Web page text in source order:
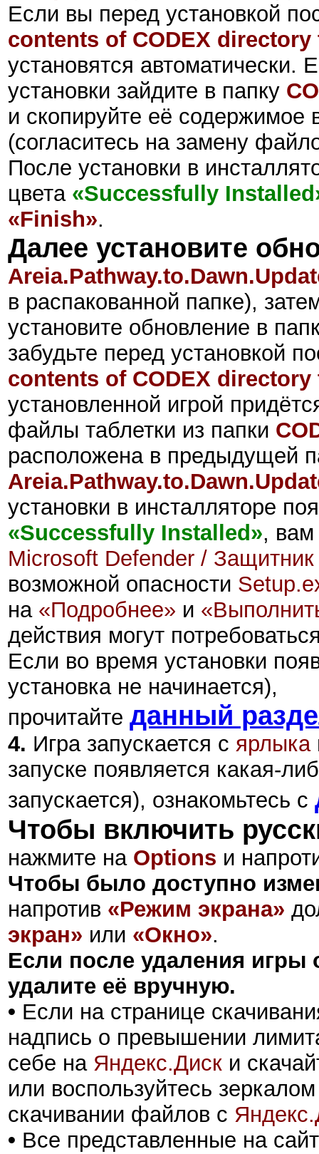
Если вы перед установкой
contents of CODEX
установятся автоматически.
установки зайдите в папку
и скопируйте её содержимое
(согласитесь на замену
После установки в
цвета «Successfully
«Finish».
Далее установите
в распакованной папке),
установите обновление в
забудьте перед установкой
contents of CODEX
установленной игрой
файлы таблетки из папки
расположена в предыдущей
установки в инсталляторе
«Successfully Installed»,
Microsoft Defender /
возможной опасности
на «Подробнее» и
действия могут
Если во время установки
установка не начинается),
прочитайте данный
4. Игра запускается с ярлыка
запуске появляется какая-
запускается), ознакомьтесь с
Чтобы включить
нажмите на Options и
Чтобы было доступно
напротив «Режим экрана»
экран» или «Окно».
Если после удаления игры
удалите её вручную.
• Если на странице
надпись о превышении
себе на Яндекс.Диск и
или воспользуйтесь
скачивании файлов с
• Все представленные на